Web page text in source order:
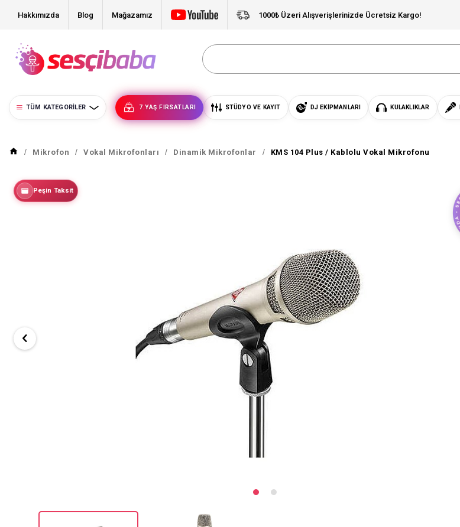
Hakkımızda Blog Mağazamız 1000₺ Üzeri Alışverişlerinizde Ücretsiz Kargo!
TÜM KATEGORILER 7.YAŞ FIRSATLARI STÜDYO VE KAYIT DJ EKIPMANLARI KULAKLIKLAR
Mikrofon Vokal Mikrofonları Dinamik Mikrofonlar KMS 104 Plus / Kablolu Vokal Mikrofonu
Peşin Taksit